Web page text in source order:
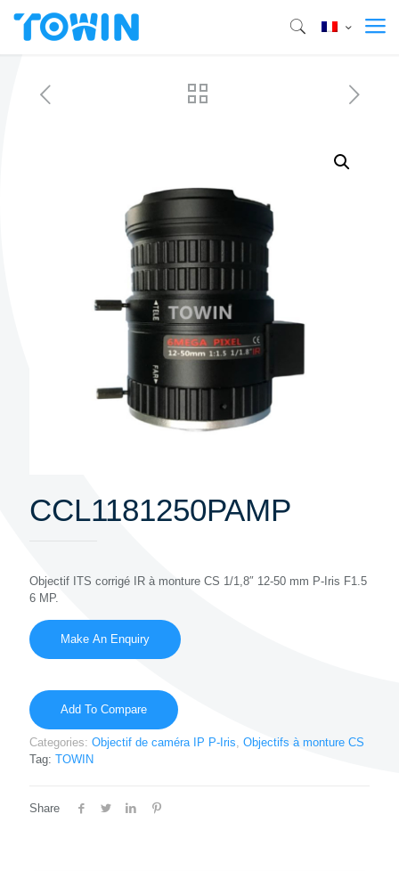
CCL1181250PAMP
Objectif ITS corrigé IR à monture CS 1/1,8″ 12-50 mm P-Iris F1.5
6 MP.
Add To Compare
Categories: Objectif de caméra IP P-Iris, Objectifs à monture CS
Tag: TOWIN
Share